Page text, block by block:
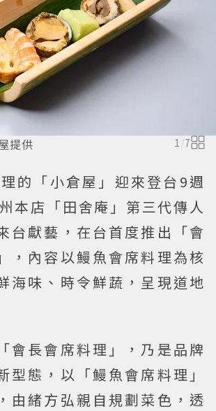
提供 1/7
的「小倉屋」迎來登台9週
本店「田舍庵」第三代傳人
台獻藝，在台首度推出「會
，內容以鰻魚會席料理為核
海味、時令鮮蔬，呈現道地
會長會席料理」，乃是品牌
型態，以「鰻魚會席料理」
由緒方弘親自規劃菜色，透